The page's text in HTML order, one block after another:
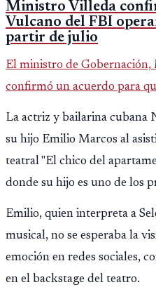
Ministro Villeda
Vulcano del FBI
partir de julio
El ministro de
confirmó un acuerdo para
opere en Guatemala a partir
fallido con la
Público.
La actriz y bailarina cubana
su hijo Emilio Marcos al
teatral "El chico del
donde su hijo es uno de los
Emilio, quien interpreta a
musical, no se esperaba la
emoción en redes sociales,
en el backstage del teatro.